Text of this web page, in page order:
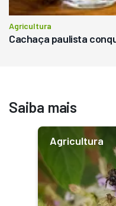
Agricultura
Cachaça paulista
Saiba mais
Agricultura